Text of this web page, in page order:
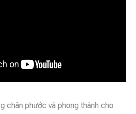
chân phước và phong thánh cho